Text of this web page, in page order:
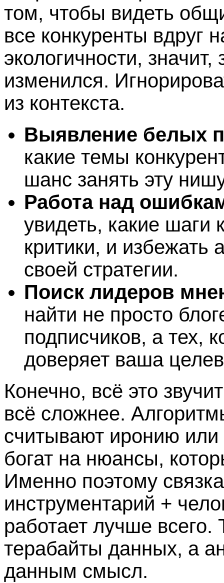
том, чтобы видеть
все конкуренты вдруг
экологичности,
изменился.
из контекста.
Выявление белых
какие темы
шанс занять эту
Работа над
увидеть, какие шаги
критики, и избежать
своей стратегии.
Поиск лидеров
найти не просто
подписчиков, а тех,
доверяет ваша
Конечно, всё это
всё сложнее.
считывают иронию или
богат на нюансы,
Именно поэтому
инструментарий +
работает лучше
терабайты данных, а
данным смысл.